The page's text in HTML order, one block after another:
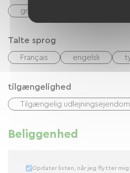
gratis WIFI
Talte sprog
Français engelsk
tilgængelighed
Tilgængelig udlejningsejendom
Beliggenhed
Opdater listen, når jeg flytter mig